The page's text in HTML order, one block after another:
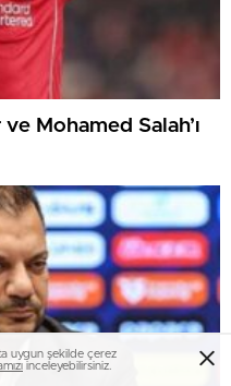
Mohamed Salah’ı
uygun şekilde çerez
inceleyebilirsiniz.